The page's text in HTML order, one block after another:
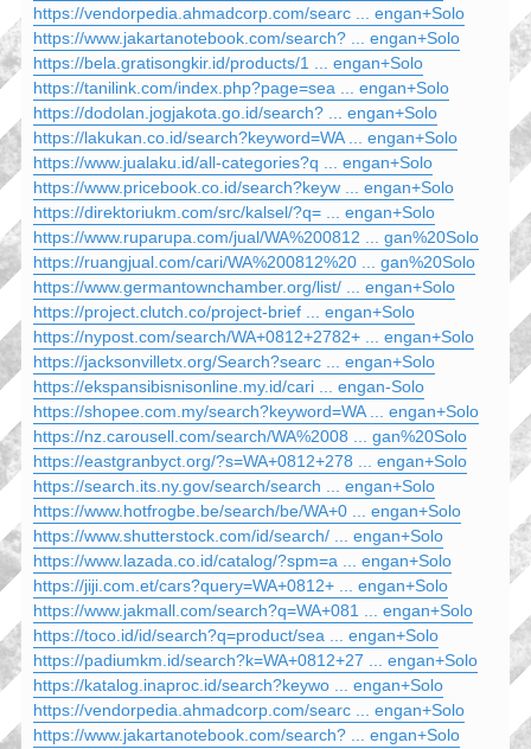
https://vendorpedia.ahmadcorp.com/searc ... engan+Solo
https://www.jakartanotebook.com/search? ... engan+Solo
https://bela.gratisongkir.id/products/1 ... engan+Solo
https://tanilink.com/index.php?page=sea ... engan+Solo
https://dodolan.jogjakota.go.id/search? ... engan+Solo
https://lakukan.co.id/search?keyword=WA ... engan+Solo
https://www.jualaku.id/all-categories?q ... engan+Solo
https://www.pricebook.co.id/search?keyw ... engan+Solo
https://direktoriukm.com/src/kalsel/?q= ... engan+Solo
https://www.ruparupa.com/jual/WA%200812 ... gan%20Solo
https://ruangjual.com/cari/WA%200812%20 ... gan%20Solo
https://www.germantownchamber.org/list/ ... engan+Solo
https://project.clutch.co/project-brief ... engan+Solo
https://nypost.com/search/WA+0812+2782+ ... engan+Solo
https://jacksonvilletx.org/Search?searc ... engan+Solo
https://ekspansibisnisonline.my.id/cari ... engan-Solo
https://shopee.com.my/search?keyword=WA ... engan+Solo
https://nz.carousell.com/search/WA%2008 ... gan%20Solo
https://eastgranbyct.org/?s=WA+0812+278 ... engan+Solo
https://search.its.ny.gov/search/search ... engan+Solo
https://www.hotfrogbe.be/search/be/WA+0 ... engan+Solo
https://www.shutterstock.com/id/search/ ... engan+Solo
https://www.lazada.co.id/catalog/?spm=a ... engan+Solo
https://jiji.com.et/cars?query=WA+0812+ ... engan+Solo
https://www.jakmall.com/search?q=WA+081 ... engan+Solo
https://toco.id/id/search?q=product/sea ... engan+Solo
https://padiumkm.id/search?k=WA+0812+27 ... engan+Solo
https://katalog.inaproc.id/search?keywo ... engan+Solo
https://vendorpedia.ahmadcorp.com/searc ... engan+Solo
https://www.jakartanotebook.com/search? ... engan+Solo